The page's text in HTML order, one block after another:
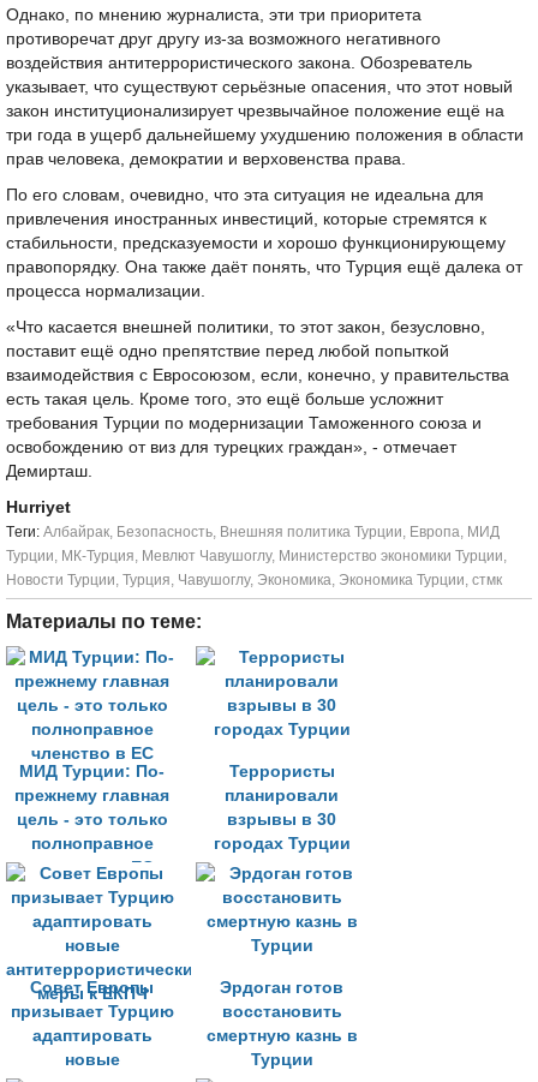
Однако, по мнению журналиста, эти три приоритета
противоречат друг другу из-за возможного негативного
воздействия антитеррористического закона. Обозреватель
указывает, что существуют серьёзные опасения, что этот новый
закон институционализирует чрезвычайное положение ещё на
три года в ущерб дальнейшему ухудшению положения в области
прав человека, демократии и верховенства права.
По его словам, очевидно, что эта ситуация не идеальна для
привлечения иностранных инвестиций, которые стремятся к
стабильности, предсказуемости и хорошо функционирующему
правопорядку. Она также даёт понять, что Турция ещё далека от
процесса нормализации.
«Что касается внешней политики, то этот закон, безусловно,
поставит ещё одно препятствие перед любой попыткой
взаимодействия с Евросоюзом, если, конечно, у правительства
есть такая цель. Кроме того, это ещё больше усложнит
требования Турции по модернизации Таможенного союза и
освобождению от виз для турецких граждан», - отмечает
Демирташ.
Hurriyet
Tеги: Албайрак, Безопасность, Внешняя политика Турции, Европа, МИД
Турции, МК-Турция, Мевлют Чавушоглу, Министерство экономики Турции,
Новости Турции, Турция, Чавушоглу, Экономика, Экономика Турции, стмк
Материалы по теме:
МИД Турции: По-
прежнему главная
цель - это только
полноправное
членство в ЕС
Террористы
планировали
взрывы в 30
городах Турции
Совет Европы
призывает Турцию
адаптировать
новые
Эрдоган готов
восстановить
смертную казнь в
Турции